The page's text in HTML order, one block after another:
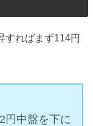
すればまず114円
円中盤を下に